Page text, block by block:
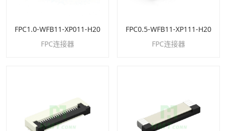
FPC1.0-WFB11-XP011-H20
FPC连接器
FPC0.5-WFB11-XP111-H20
FPC连接器